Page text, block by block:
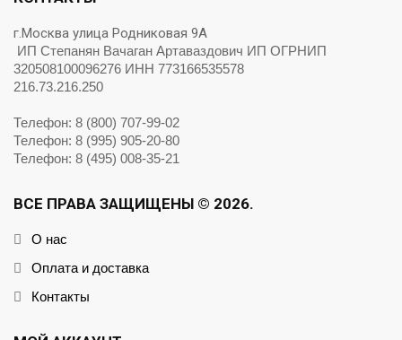
г.Москва улица Родниковая 9А
ИП Степанян Вачаган Артаваздович ИП ОГРНИП
320508100096276 ИНН 773166535578
216.73.216.250
Телефон: 8 (800) 707-99-02
Телефон: 8 (995) 905-20-80
Телефон: 8 (495) 008-35-21
ВСЕ ПРАВА ЗАЩИЩЕНЫ © 2026.
О нас
Оплата и доставка
Контакты